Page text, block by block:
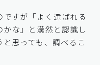
すが「よく選ばれる
かな」と漠然と認識し
思っても、調べるこ